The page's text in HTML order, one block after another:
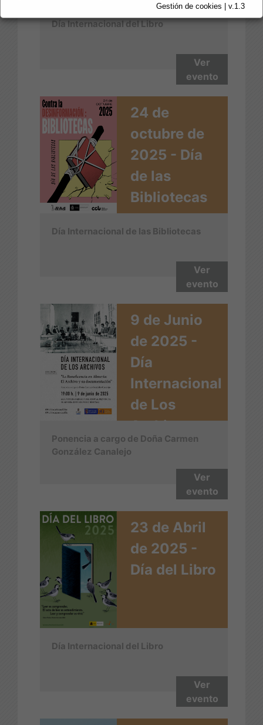
Gestión de cookies | v.1.3
Día Internacional del Libro
Ver
evento
24 de
octubre de
2025 - Día
de las
Bibliotecas
Día Internacional de las Bibliotecas
Ver
evento
9 de Junio
de 2025 -
Día
Internacional
de Los
Archivos
Ponencia a cargo de Doña Carmen
González Canalejo
Ver
evento
23 de Abril
de 2025 -
Día del Libro
Día Internacional del Libro
Ver
evento